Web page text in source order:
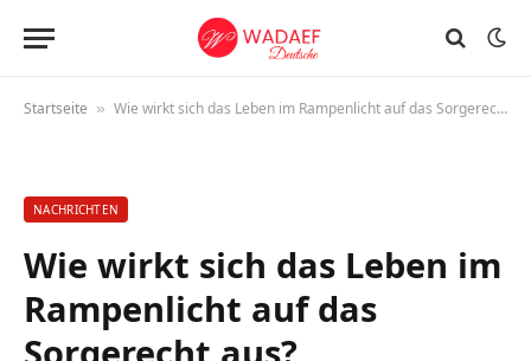
Startseite » Wie wirkt sich das Leben im Rampenlicht auf das Sorgerecht aus?
NACHRICHTEN
Wie wirkt sich das Leben im
Rampenlicht auf das